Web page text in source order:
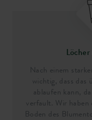
Nach einem
wichtig, dass das
ablaufen kann,
verfault. Wir haben
Boden des